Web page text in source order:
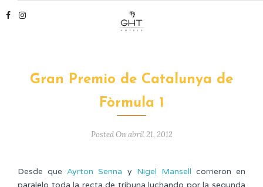
Gran Premio de Catalunya de
Fòrmula 1
Posted On abril 21, 2012
Desde queAyrton Senna y Nigel Mansell corrieron en
paralelo toda la recta de tribuna luchando por la segunda